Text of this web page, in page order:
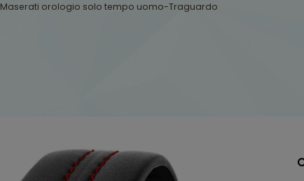
Maserati orologio solo tempo uomo-Traguardo